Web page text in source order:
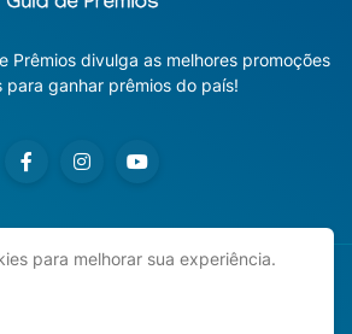
Prêmios divulga as melhores promoções
para ganhar prêmios do país!
para melhorar sua experiência.